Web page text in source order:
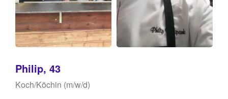
Philip, 43
Koch/Köchin (m/w/d)